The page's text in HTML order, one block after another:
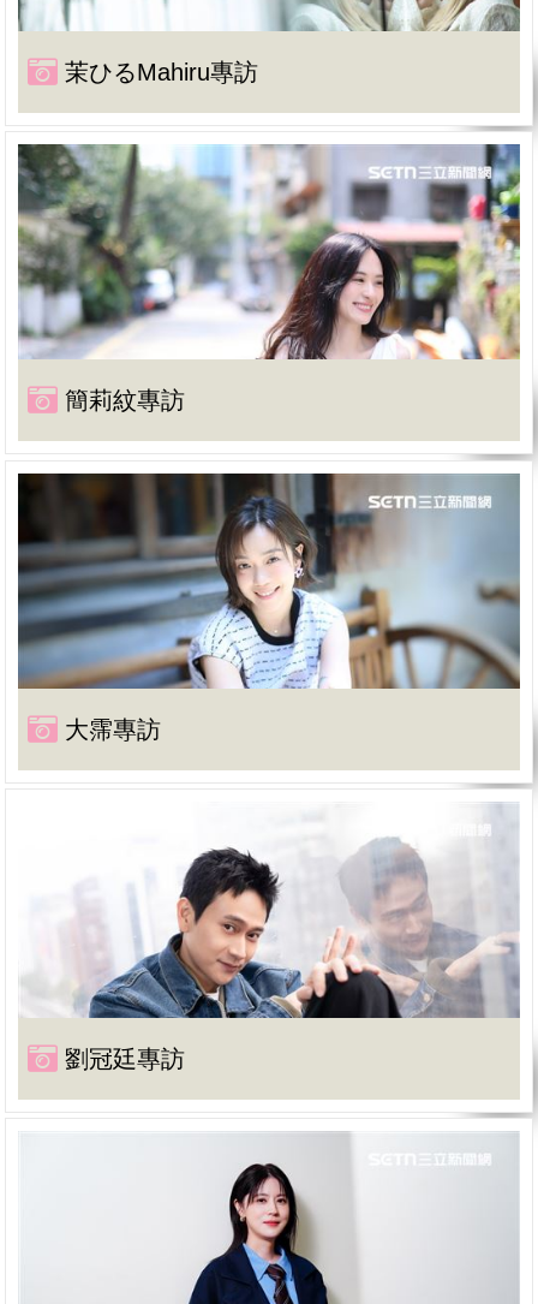
茉ひるMahiru專訪
簡莉紋專訪
大霈專訪
劉冠廷專訪